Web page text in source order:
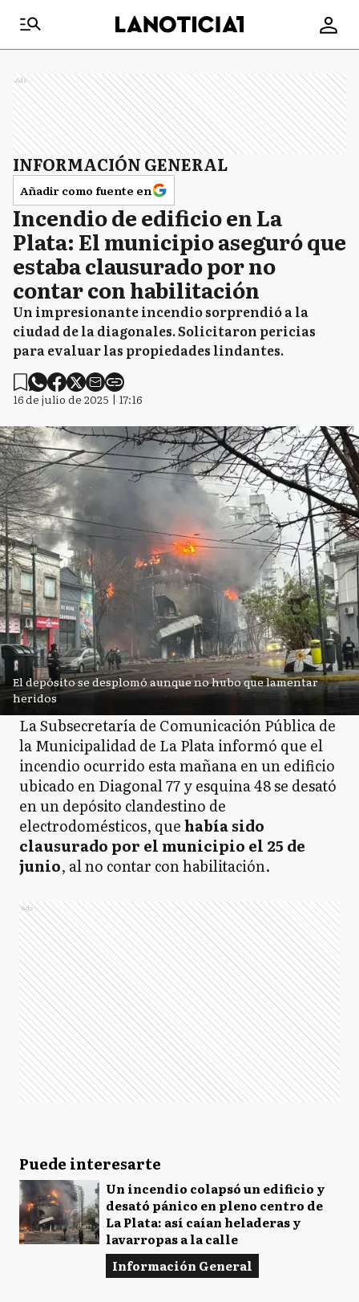
Ads
INFORMACIÓN GENERAL
Añadir como fuente en
Incendio de edificio en La
Plata: El municipio aseguró que
estaba clausurado por no
contar con habilitación
Un impresionante incendio sorprendió a la
ciudad de la diagonales. Solicitaron pericias
para evaluar las propiedades lindantes.
16 de julio de 2025 | 17:16
El depósito se desplomó aunque no hubo que lamentar
heridos
La Subsecretaría de Comunicación Pública de
la Municipalidad de La Plata informó que el
incendio ocurrido esta mañana en un edificio
ubicado en Diagonal 77 y esquina 48 se desató
en un depósito clandestino de
electrodomésticos, que había sido
clausurado por el municipio el 25 de
junio, al no contar con habilitación.
Ads
Puede interesarte
Un incendio colapsó un edificio y
desató pánico en pleno centro de
La Plata: así caían heladeras y
lavarropas a la calle
Información General